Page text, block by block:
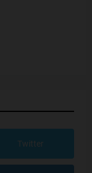
Twitter